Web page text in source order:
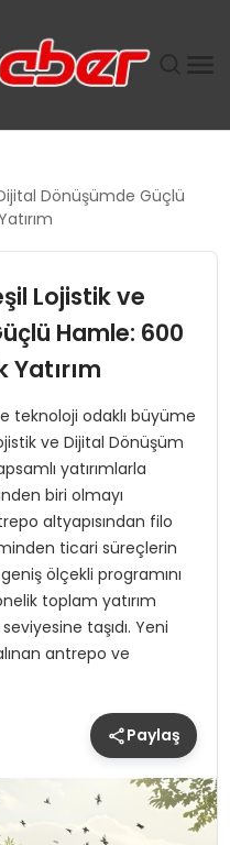
KADIN
HEDEF
Dönüşümde Güçlü
Lojistik ve
Hamle: 600
Yatırım
teknoloji odaklı büyüme
ve Dijital Dönüşüm
yatırımlarla
biri olmayı
altyapısından filo
ticari süreçlerin
ölçekli programını
toplam yatırım
taşıdı. Yeni
antrepo ve
Paylaş